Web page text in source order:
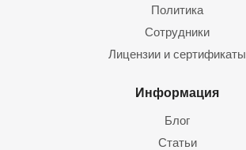
Политика
Сотрудники
Лицензии и сертификаты
Информация
Блог
Статьи